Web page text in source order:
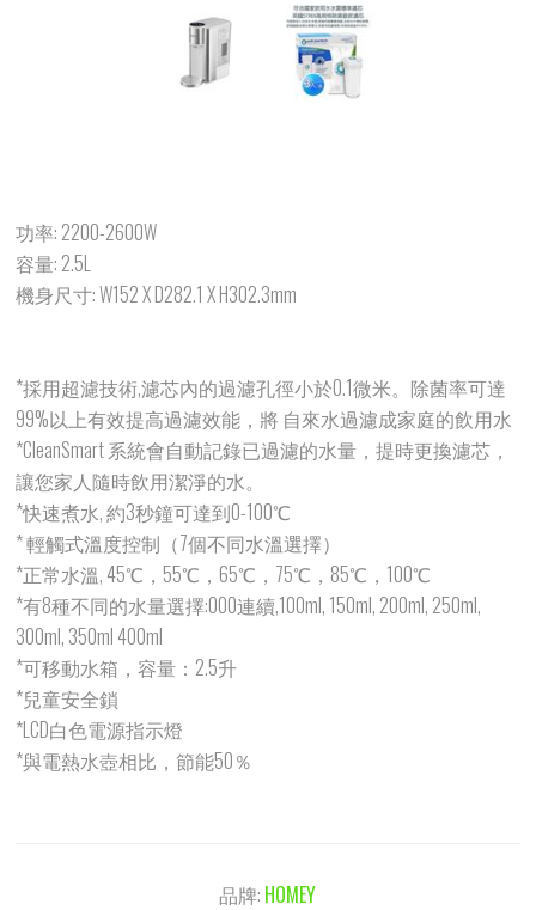
功率: 2200-2600W
容量: 2.5L
機身尺寸: W152 X D282.1 X H302.3mm
*採用超濾技術,濾芯內的過濾孔徑小於0.1微米。除菌率可達
99%以上有效提高過濾效能，將 自來水過濾成家庭的飲用水
*CleanSmart 系統會自動記錄已過濾的水量，提時更換濾芯，
讓您家人隨時飲用潔淨的水。
*快速煮水, 約3秒鐘可達到0-100℃
* 輕觸式溫度控制（7個不同水溫選擇）
*正常水溫, 45℃，55℃，65℃，75℃，85℃，100℃
*有8種不同的水量選擇:000連續,100ml, 150ml, 200ml, 250ml,
300ml, 350ml 400ml
*可移動水箱，容量：2.5升
*兒童安全鎖
*LCD白色電源指示燈
*與電熱水壺相比，節能50％
品牌: HOMEY